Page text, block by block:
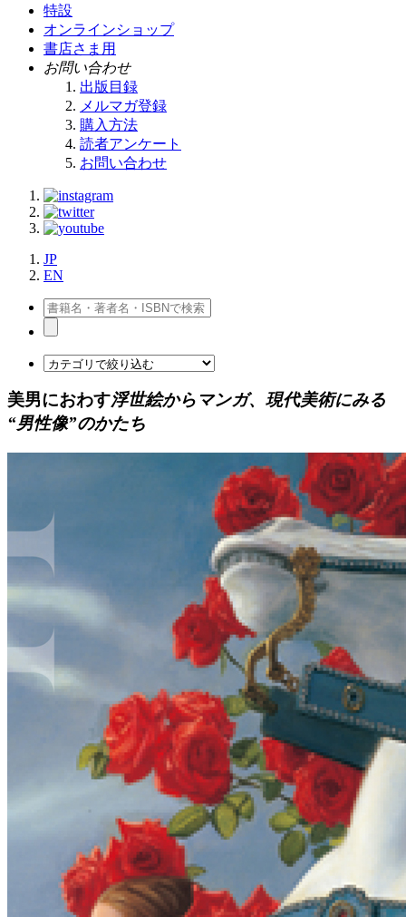
特設
オンラインショップ
書店さま用
お問い合わせ
出版目録
メルマガ登録
購入方法
読者アンケート
お問い合わせ
JP
EN
美男におわす浮世絵からマンガ、現代美術にみる
“男性像”のかたち